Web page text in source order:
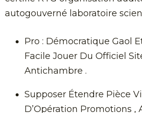
autogouverné laboratoire
Pro : Démocratique Gaol
Facile Jouer Du Officiel
Antichambre .
Supposer Étendre Pièce
D’Opération Promotions ,